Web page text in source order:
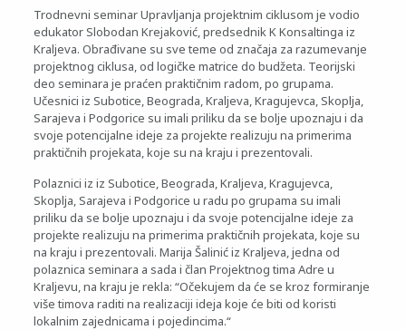
Trodnevni seminar Upravljanja projektnim ciklusom je vodio
edukator Slobodan Krejaković, predsednik K Konsaltinga iz
Kraljeva. Obrađivane su sve teme od značaja za razumevanje
projektnog ciklusa, od logičke matrice do budžeta. Teorijski
deo seminara je praćen praktičnim radom, po grupama.
Učesnici iz Subotice, Beograda, Kraljeva, Kragujevca, Skoplja,
Sarajeva i Podgorice su imali priliku da se bolje upoznaju i da
svoje potencijalne ideje za projekte realizuju na primerima
praktičnih projekata, koje su na kraju i prezentovali.
Polaznici iz iz Subotice, Beograda, Kraljeva, Kragujevca,
Skoplja, Sarajeva i Podgorice u radu po grupama su imali
priliku da se bolje upoznaju i da svoje potencijalne ideje za
projekte realizuju na primerima praktičnih projekata, koje su
na kraju i prezentovali. Marija Šalinić iz Kraljeva, jedna od
polaznica seminara a sada i član Projektnog tima Adre u
Kraljevu, na kraju je rekla: “Očekujem da će se kroz formiranje
više timova raditi na realizaciji ideja koje će biti od koristi
lokalnim zajednicama i pojedincima.“